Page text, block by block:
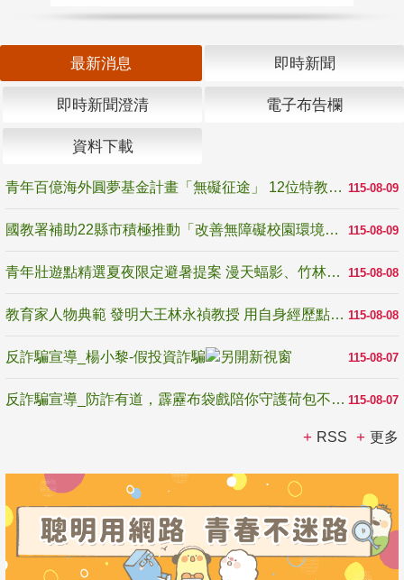
最新消息 即時新聞
即時新聞澄清 電子布告欄
資料下載
115-08-09
青年百億海外圓夢基金計畫「無礙征途」 12位特教與弱勢青年勇闖西班牙 跨越感官限制見證生命蛻變
115-08-09
國教署補助22縣市積極推動「改善無障礙校園環境計畫」 打造友善、安全、無礙學習空間
115-08-08
青年壯遊點精選夏夜限定避暑提案 漫天蝠影、竹林尋蛙、茶香夜觀 邀青年暮色出發
115-08-08
教育家人物典範 發明大王林永禎教授 用自身經歷點亮學生的路
115-08-07
反詐騙宣導_楊小黎-假投資詐騙
115-08-07
反詐騙宣導_防詐有道，霹靂布袋戲陪你守護荷包不受騙
RSS 更多